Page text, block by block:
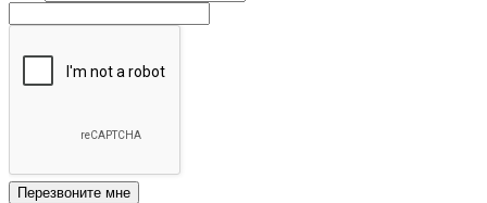
Перезвоните мне